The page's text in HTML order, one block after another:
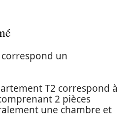
un
T2 correspond à
2 pièces
une chambre et